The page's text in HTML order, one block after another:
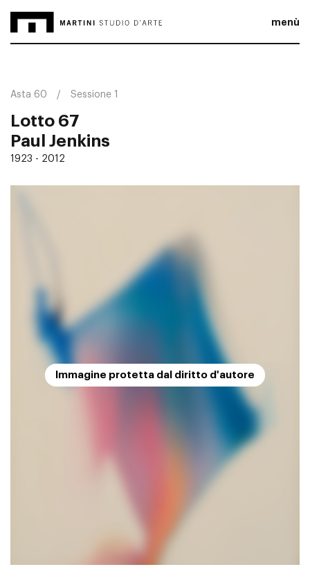
menù
Asta 60 Sessione 1
Lotto 67
Paul Jenkins
1923 - 2012
Immagine protetta dal diritto d'autore